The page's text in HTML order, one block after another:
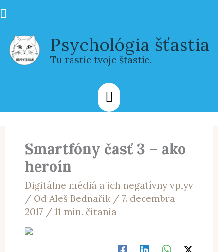
Preskočiť
na
obsah
Hľadať
Psychológia šťastia
Tu rastie tvoje šťastie.
Hlavné
Menu
Smartfóny časť 3 – ako
heroín
Digitálne médiá a ich negatívny vplyv
/ Od Aleš Bednařík / 7. decembra
2017 / 11 min. čítania